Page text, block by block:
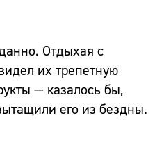
Отдыхая с
их трепетную
— казалось бы,
его из бездны.